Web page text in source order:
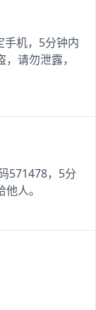
手机，5分钟内
请勿泄露，
571478，5分
人。